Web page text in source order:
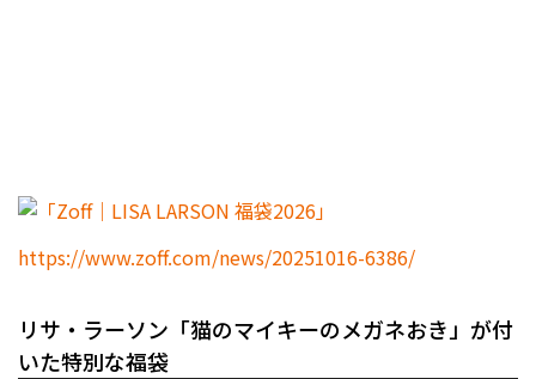
https://www.zoff.com/news/20251016-6386/
リサ・ラーソン「猫のマイキーのメガネおき」が付
いた特別な福袋